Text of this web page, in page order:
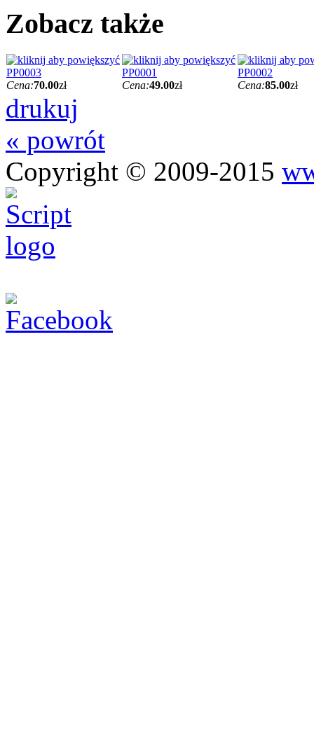
Zobacz także
PP0003
Cena:70.00zł
PP0001
Cena:49.00zł
PP0002
Cena:85.00zł
drukuj
« powrót
Copyright © 2009-2015